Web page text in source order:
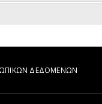
ΔΕΔΟΜΕΝΩΝ